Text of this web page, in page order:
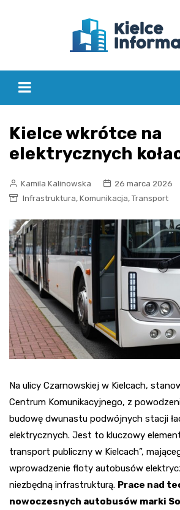
Kielce wkrótce na
elektrycznych
Kamila Kalinowska
26 marca 2026
Infrastruktura, Komunikacja, Transport
Na ulicy Czarnowskiej w Kielcach,
Centrum Komunikacyjnego, z
budowę dwunastu podwójnych stacji
elektrycznych. Jest to kluczowy
transport publiczny w Kielcach”,
wprowadzenie floty autobusów
niezbędną infrastrukturą. Prace nad
nowoczesnych autobusów marki